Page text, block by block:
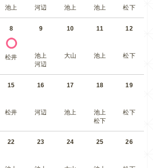
池上 河辺 池上 池上 松下
8
松井
9
池上
河辺
10
大山
11
池上
12
松下
15
松井
16
河辺
17
池上
18
池上
松下
19
松下
22 23 24 25 26